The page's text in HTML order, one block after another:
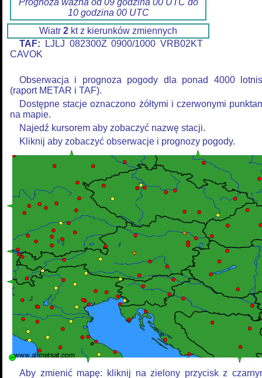
Prognoza ważna od 09 godzina 00 UTC do
10 godzina 00 UTC
Wiatr 2 kt z kierunków zmiennych
TAF: LJLJ 082300Z 0900/1000 VRB02KT
CAVOK
Obserwacja i prognoza pogody dla ponad 4000
(raport METAR i TAF).
Dostępne stacje oznaczono żółtymi i czerwonymi
na mapie.
Najedź kursorem aby zobaczyć nazwę stacji.
Kliknij aby zobaczyć obserwacje i prognozy pogody.
Aby zmienić mapę: kliknij na zielony przycisk z